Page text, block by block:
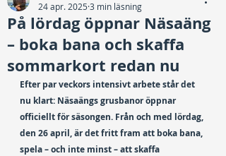
På lördag öppnar Näsaäng
– boka bana och skaffa
sommarkort redan nu
24 apr. 2025 3 min läsning
Efter par veckors intensivt arbete står det
nu klart: Näsaängs grusbanor öppnar
officiellt för säsongen. Från och med lördag,
den 26 april, är det fritt fram att boka bana,
spela – och inte minst – att skaffa